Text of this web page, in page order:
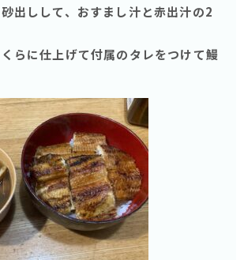
出しして、おすまし汁と赤出汁の2
らに仕上げて付属のタレをつけて鰻